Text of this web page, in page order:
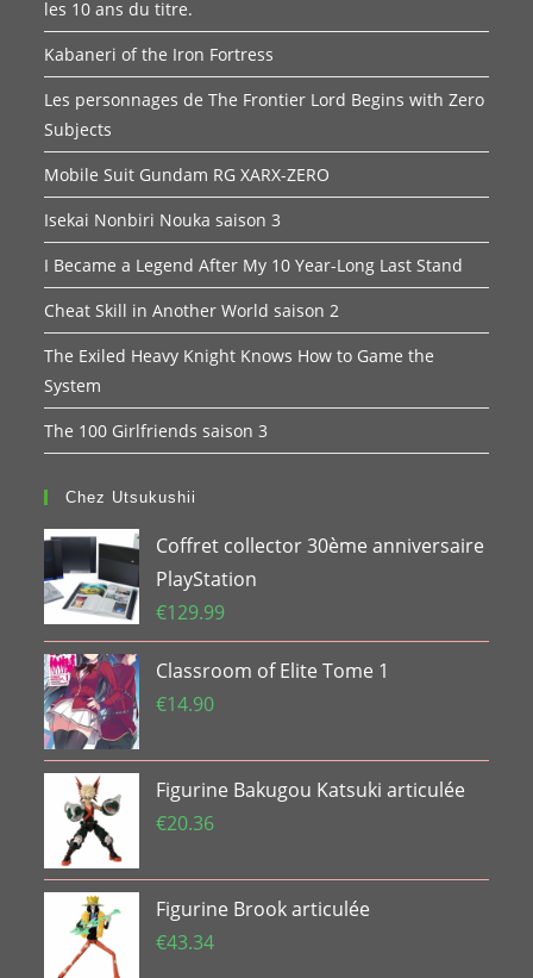
les 10 ans du titre.
Kabaneri of the Iron Fortress
Les personnages de The Frontier Lord Begins with Zero
Subjects
Mobile Suit Gundam RG XARX-ZERO
Isekai Nonbiri Nouka saison 3
I Became a Legend After My 10 Year-Long Last Stand
Cheat Skill in Another World saison 2
The Exiled Heavy Knight Knows How to Game the
System
The 100 Girlfriends saison 3
Chez Utsukushii
Coffret collector 30ème anniversaire
PlayStation
€129.99
Classroom of Elite Tome 1
€14.90
Figurine Bakugou Katsuki articulée
€20.36
Figurine Brook articulée
€43.34